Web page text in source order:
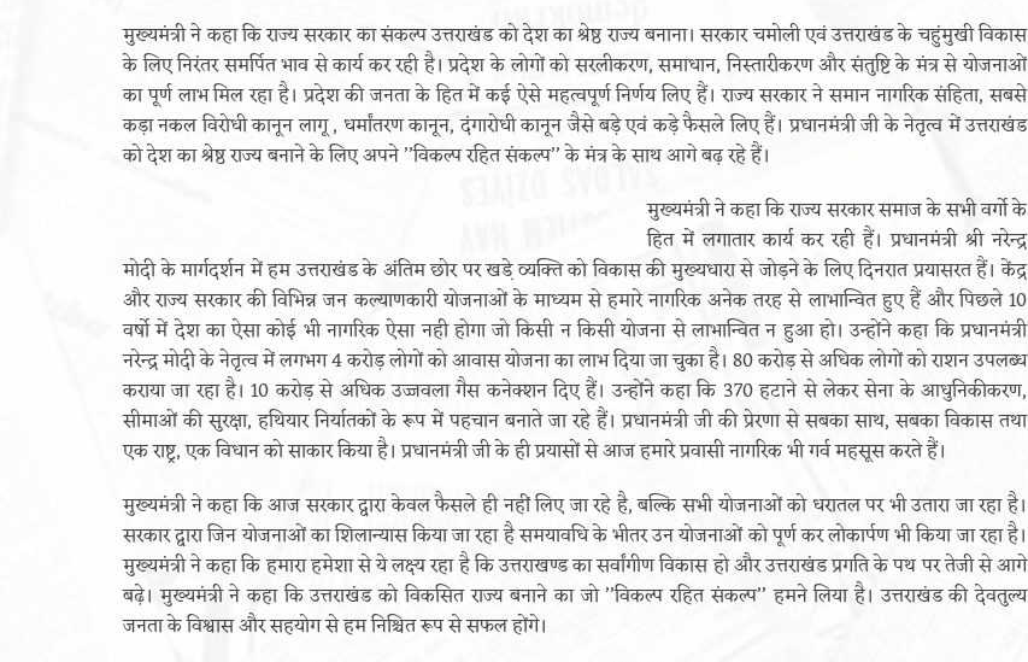
मुख्यमंत्री ने कहा कि राज्य सरकार का संकल्प उत्तराखंड को देश का श्रेष्ठ राज्य बनाना। सरकार चमोली एवं उत्तराखंड के चहुंमुखी विकास
के लिए निरंतर समर्पित भाव से कार्य कर रही है। प्रदेश के लोगों को सरलीकरण, समाधान, निस्तारीकरण और संतुष्टि के मंत्र से योजनाओं
का पूर्ण लाभ मिल रहा है। प्रदेश की जनता के हित में कई ऐसे महत्वपूर्ण निर्णय लिए हैं। राज्य सरकार ने समान नागरिक संहिता, सबसे
कड़ा नकल विरोधी कानून लागू , धर्मांतरण कानून, दंगारोधी कानून जैसे बड़े एवं कड़े फैसले लिए हैं। प्रधानमंत्री जी के नेतृत्व में उत्तराखंड
को देश का श्रेष्ठ राज्य बनाने के लिए अपने ’’विकल्प रहित संकल्प’’ के मंत्र के साथ आगे बढ़ रहे हैं।
मुख्यमंत्री ने कहा कि राज्य सरकार समाज के सभी वर्गाे के
हित में लगातार कार्य कर रही हैं। प्रधानमंत्री श्री नरेन्द्र
मोदी के मार्गदर्शन में हम उत्तराखंड के अंतिम छोर पर खडे़ व्यक्ति को विकास की मुख्यधारा से जोड़ने के लिए दिनरात प्रयासरत हैं। केंद्र
और राज्य सरकार की विभिन्न जन कल्याणकारी योजनाओं के माध्यम से हमारे नागरिक अनेक तरह से लाभान्वित हुए हैं और पिछले 10
वर्षाे में देश का ऐसा कोई भी नागरिक ऐसा नही होगा जो किसी न किसी योजना से लाभान्वित न हुआ हो। उन्होंने कहा कि प्रधानमंत्री
नरेन्द्र मोदी के नेतृत्व में लगभग 4 करोड़ लोगों को आवास योजना का लाभ दिया जा चुका है। 80 करोड़ से अधिक लोगों को राशन उपलब्ध
कराया जा रहा है। 10 करोड़ से अधिक उज्जवला गैस कनेक्शन दिए हैं। उन्होंने कहा कि 370 हटाने से लेकर सेना के आधुनिकीकरण,
सीमाओं की सुरक्षा, हथियार निर्यातकों के रूप में पहचान बनाते जा रहे हैं। प्रधानमंत्री जी की प्रेरणा से सबका साथ, सबका विकास तथा
एक राष्ट्र, एक विधान को साकार किया है। प्रधानमंत्री जी के ही प्रयासों से आज हमारे प्रवासी नागरिक भी गर्व महसूस करते हैं।
मुख्यमंत्री ने कहा कि आज सरकार द्वारा केवल फैसले ही नहीं लिए जा रहे है, बल्कि सभी योजनाओं को धरातल पर भी उतारा जा रहा है।
सरकार द्वारा जिन योजनाओं का शिलान्यास किया जा रहा है समयावधि के भीतर उन योजनाओं को पूर्ण कर लोकार्पण भी किया जा रहा है।
मुख्यमंत्री ने कहा कि हमारा हमेशा से ये लक्ष्य रहा है कि उत्तराखण्ड का सर्वांगीण विकास हो और उत्तराखंड प्रगति के पथ पर तेजी से आगे
बढ़े। मुख्यमंत्री ने कहा कि उत्तराखंड को विकसित राज्य बनाने का जो ’’विकल्प रहित संकल्प’’ हमने लिया है। उत्तराखंड की देवतुल्य
जनता के विश्वास और सहयोग से हम निश्चित रूप से सफल होंगे।